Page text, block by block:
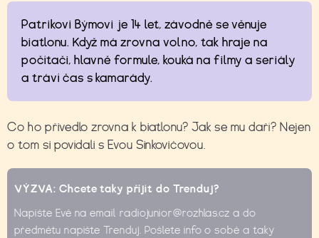
Patrikovi Býmovi je 14 let, závodně se věnuje
biatlonu. Když má zrovna volno, tak hraje na
počítači, hlavně formule, kouká na filmy a seriály
a tráví čas s kamarády.
Co ho přivedlo zrovna k biatlonu? Jak se mu daří? Nejen
o tom si povídali s Evou Sinkovičovou.
VÝZVA: Chcete taky přijít do Trenduj?
Napište Evě na email radiojunior@rozhlas.cz a do
předmětu napište Trenduj. Pošlete info o sobě a taky